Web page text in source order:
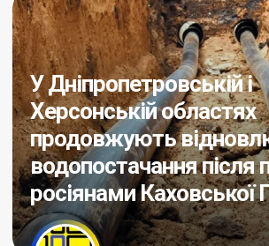
У Дніпропетровській і
Херсонській областях
продовжують
водопостачання після
росіянами Каховської